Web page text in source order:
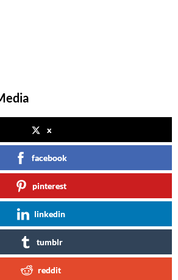
x
facebook
pinterest
linkedin
tumblr
reddit